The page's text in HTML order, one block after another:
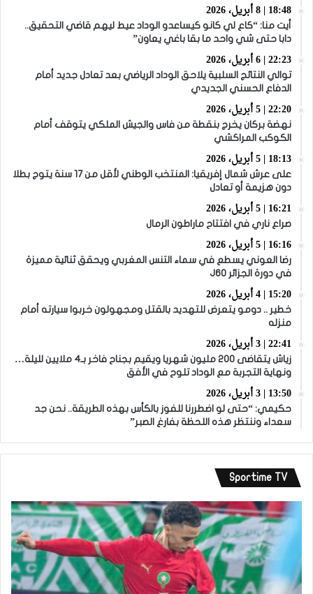
18:48 | 8 أبريل، 2026
أيت منا: “كاع لي كانو كيساعدو الوداد عيط ليهم قاضي التحقيق..
دابا حتى شي واحد ما بقا باغي يعاون”
22:23 | 6 أبريل، 2026
توالي النتائج السلبية يلاحق الوداد الرياضي بعد تعادل جديد أمام
الدفاع الحسني الجديدي
22:20 | 5 أبريل، 2026
نهضة بركان يخرج بنقطة من فاس والجيش الملكي يتوقف أمام
الكوكب المراكشي
18:13 | 5 أبريل، 2026
على عرش شمال إفريقيا: المنتخب الوطني لأقل من 17 سنة يتوج بطلا
دون هزيمة أو تعادل
16:21 | 5 أبريل، 2026
صراع ناري في افتتاح ماراطون الرمال
16:16 | 5 أبريل، 2026
رضا العوني يسطع في سماء التنس المغربي ويحقق ثنائية مميزة
في دورة الجزائر J60
15:20 | 4 أبريل، 2026
خطير .. دومو يتعرض للتهديد بالقتل ومجهولون خربوا سيارته أمام
منزله
22:41 | 3 أبريل، 2026
زياش يتقاضى 200 مليون شهريا ويقيم بجناح فاخر بـ4 ملايين لليلة…
ونهاية التجربة مع الوداد تلوح في الأفق
13:50 | 3 أبريل، 2026
حكيمي: “حتى لو اضطررنا للفوز بالكأس بهذه الطريقة.. نحن جد
سعداء وننتظر هذه اللحظة بفارغ الصبر”
Sportime TV